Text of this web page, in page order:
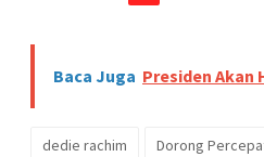
Baca Juga Presiden Akan
dedie rachim Dorong